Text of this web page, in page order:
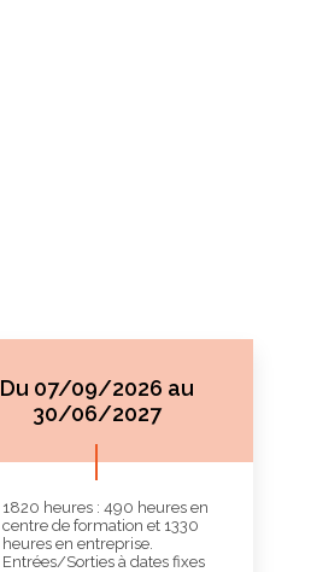
Du 07/09/2026 au
30/06/2027
1820 heures : 490 heures en
centre de formation et 1330
heures en entreprise.
Entrées/Sorties à dates fixes